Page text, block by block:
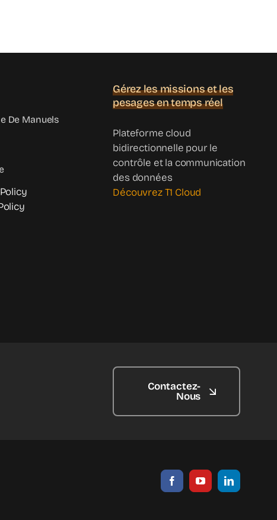
De Manuels
Gérez les missions et les
pesages en temps réel
Plateforme cloud
bidirectionnelle pour le
contrôle et la communication
des données
Découvrez T1 Cloud
Contactez-
Nous